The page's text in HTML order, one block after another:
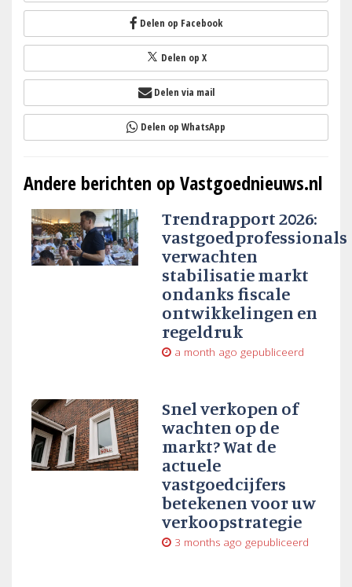
Delen op Facebook
Delen op X
Delen via mail
Delen op WhatsApp
Andere berichten op Vastgoednieuws.nl
Trendrapport 2026:
vastgoedprofessionals
verwachten
stabilisatie markt
ondanks fiscale
ontwikkelingen en
regeldruk
a month ago gepubliceerd
Snel verkopen of
wachten op de
markt? Wat de
actuele
vastgoedcijfers
betekenen voor uw
verkoopstrategie
3 months ago gepubliceerd